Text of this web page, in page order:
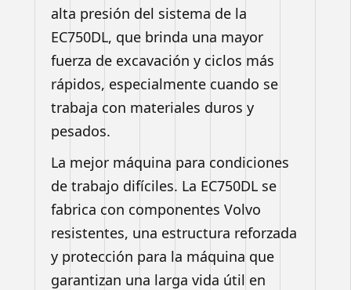
alta presión del sistema de la
EC750DL, que brinda una mayor
fuerza de excavación y ciclos más
rápidos, especialmente cuando se
trabaja con materiales duros y
pesados.
La mejor máquina para condiciones
de trabajo difíciles. La EC750DL se
fabrica con componentes Volvo
resistentes, una estructura reforzada
y protección para la máquina que
garantizan una larga vida útil en